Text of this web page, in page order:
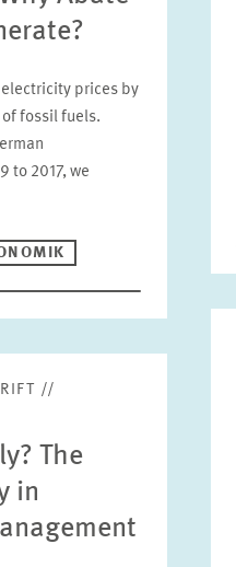
prices by
fossil fuels.
to 2017, we
//
The
in